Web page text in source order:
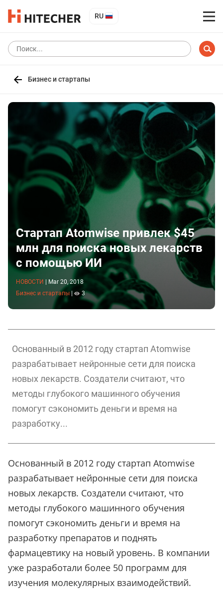
RU
Бизнес и стартапы
Стартап Atomwise привлек $45
млн для поиска новых лекарств
с помощью ИИ
НОВОСТИ
Mar 20, 2018
Бизнес и стартапы
3
Основанный в 2012 году стартап Atomwise
разрабатывает нейронные сети для поиска
новых лекарств. Создатели считают, что
методы глубокого машинного обучения
помогут сэкономить деньги и время на
разработку...
Основанный в 2012 году стартап Atomwise
разрабатывает нейронные сети для поиска
новых лекарств. Создатели считают, что
методы глубокого машинного обучения
помогут сэкономить деньги и время на
разработку препаратов и поднять
фармацевтику на новый уровень. В компании
уже разработали более 50 программ для
изучения молекулярных взаимодействий.